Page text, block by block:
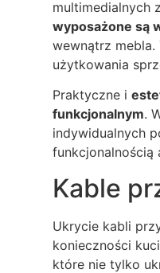
multimedialnych
wyposażone są
wewnątrz
użytkowania
Praktyczne i
funkcjonalnym.
indywidualnych
funkcjonalnością
Kable
Ukrycie kabli
konieczności
które nie tylko